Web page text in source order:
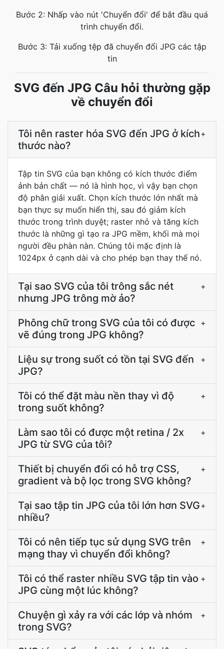
Bước 2: Nhấp vào nút 'Chuyển đổi' để bắt đầu quá
trình chuyển đổi.
Bước 3: Tải xuống tệp đã chuyển đổi JPG các tập
tin
SVG đến JPG Câu hỏi thường gặp
về chuyển đổi
Tôi nên raster hóa SVG đến JPG ở kích
thước nào?
+
Tập tin SVG của bạn không có kích thước điểm
ảnh bản chất — nó là hình học, vì vậy bạn chọn
độ phân giải xuất. Chọn kích thước lớn nhất mà
bạn thực sự muốn hiển thị, sau đó giảm kích
thước trong trình duyệt; raster nhỏ và tăng kích
thước là những gì tạo ra JPG mềm, khối mà mọi
người đều phàn nàn. Chúng tôi mặc định là
1024px ở cạnh dài và cho phép bạn thay thế nó.
Tại sao SVG của tôi trông sắc nét
nhưng JPG trông mờ ảo?
+
Phông chữ trong SVG của tôi có được
vẽ đúng trong JPG không?
+
Liệu sự trong suốt có tồn tại SVG đến
JPG?
+
Tôi có thể đặt màu nền thay vì độ
trong suốt không?
+
Làm sao tôi có được một retina / 2x
JPG từ SVG của tôi?
+
Thiết bị chuyển đổi có hỗ trợ CSS,
gradient và bộ lọc trong SVG không?
+
Tại sao tập tin JPG của tôi lớn hơn SVG
nhiều?
+
Tôi có nên tiếp tục sử dụng SVG trên
mạng thay vì chuyển đổi không?
+
Tôi có thể raster nhiều SVG tập tin vào
JPG cùng một lúc không?
+
Chuyện gì xảy ra với các lớp và nhóm
trong SVG?
+